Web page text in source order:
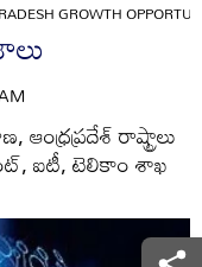
GROWTH
రాష్ట్రాలు
ఐటీ, టెలికాం శాఖ